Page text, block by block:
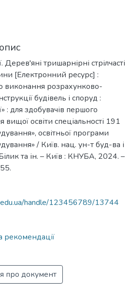
тришарнірні стрілчасті
[Електронний ресурс] :
виконання розрахунково-
будівель і споруд :
: для здобувачів першого
вищої освіти спеціальності 191
освітньої програми
/ Київ. нац. ун-т буд-ва і
та ін. – Київ : КНУБА, 2024. –
handle/123456789/13744
рекомендації
про документ